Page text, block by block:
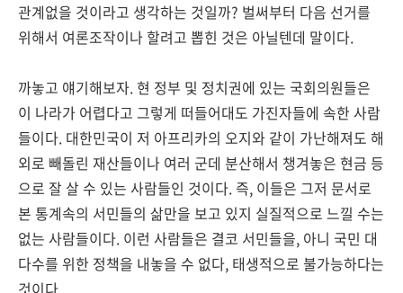
관계없을 것이라고 생각하는 것일까? 벌써부터 다음 선거를
위해서 여론조작이나 할려고 뽑힌 것은 아닐텐데 말이다.
까놓고 얘기해보자. 현 정부 및 정치권에 있는 국회의원들은
이 나라가 어렵다고 그렇게 떠들어대도 가진자들에 속한 사람
들이다. 대한민국이 저 아프리카의 오지와 같이 가난해져도 해
외로 빼돌린 재산들이나 여러 군데 분산해서 챙겨놓은 현금 등
으로 잘 살 수 있는 사람들인 것이다. 즉, 이들은 그저 문서로
본 통계속의 서민들의 삶만을 보고 있지 실질적으로 느낄 수는
없는 사람들이다. 이런 사람들은 결코 서민들을, 아니 국민 대
다수를 위한 정책을 내놓을 수 없다, 태생적으로 불가능하다는
것이다.